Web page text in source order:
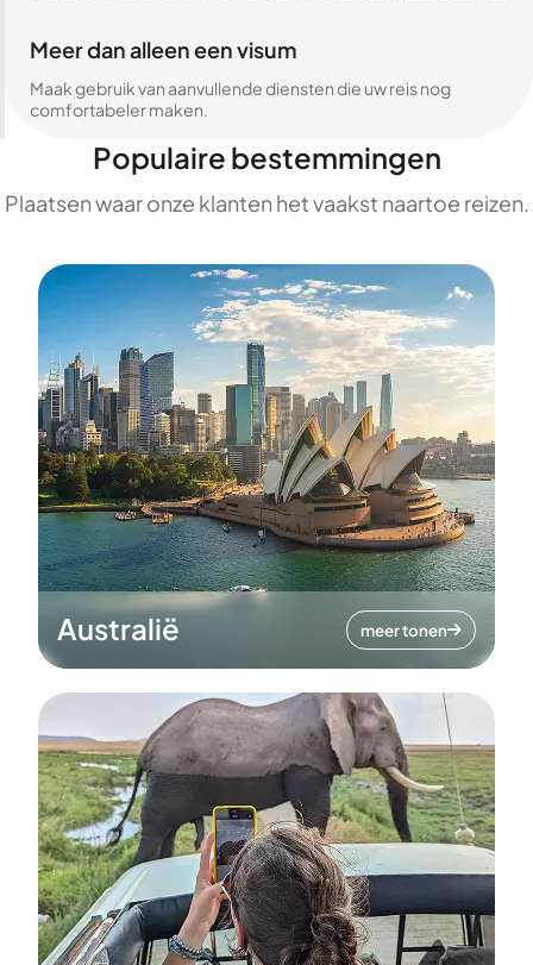
Meer dan alleen een visum
Maak gebruik van aanvullende diensten die uw reis nog
comfortabeler maken.
Populaire bestemmingen
Plaatsen waar onze klanten het vaakst naartoe reizen.
Australië meer tonen